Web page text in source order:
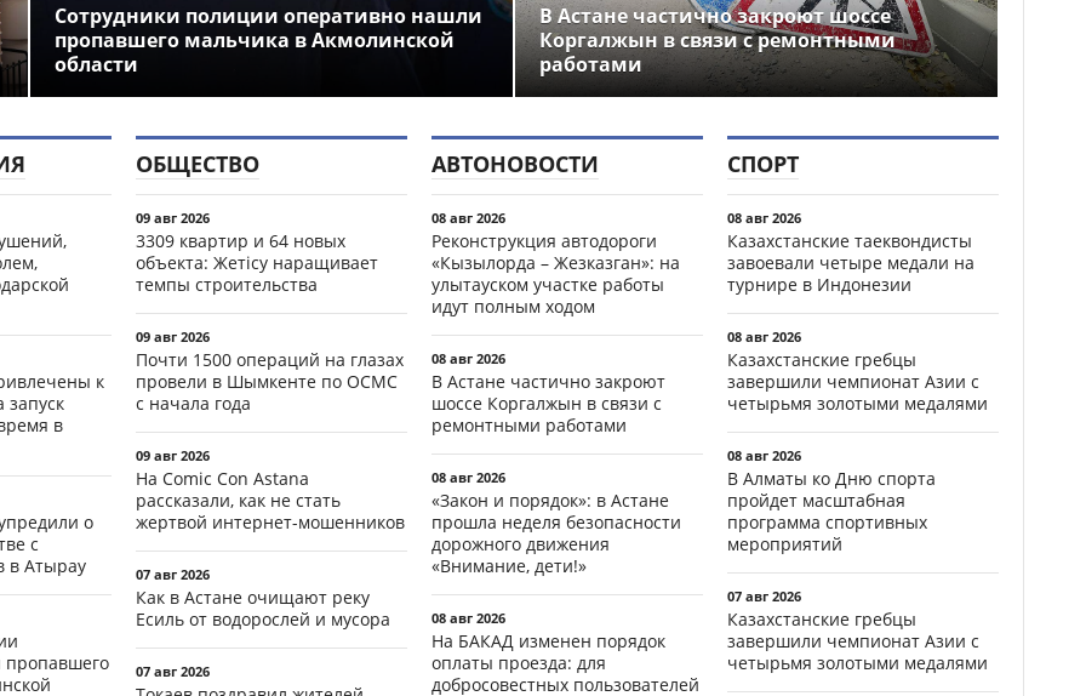
Сотрудники полиции оперативно нашли
пропавшего мальчика в Акмолинской
области
В Астане частично закроют шоссе
Коргалжын в связи с ремонтными
работами
к
запуск
в
о
с
в Атырау
ОБЩЕСТВО
09 авг 2026
3309 квартир и 64 новых
объекта: Жетісу наращивает
темпы строительства
09 авг 2026
Почти 1500 операций на глазах
провели в Шымкенте по ОСМС
с начала года
09 авг 2026
На Comic Con Astana
рассказали, как не стать
жертвой интернет-мошенников
07 авг 2026
Как в Астане очищают реку
Есиль от водорослей и мусора
07 авг 2026
АВТОНОВОСТИ
08 авг 2026
Реконструкция автодороги
«Кызылорда – Жезказган»: на
улытауском участке работы
идут полным ходом
08 авг 2026
В Астане частично закроют
шоссе Коргалжын в связи с
ремонтными работами
08 авг 2026
«Закон и порядок»: в Астане
прошла неделя безопасности
дорожного движения
«Внимание, дети!»
08 авг 2026
На БАКАД изменен порядок
оплаты проезда: для
добросовестных пользователей
СПОРТ
08 авг 2026
Казахстанские таеквондисты
завоевали четыре медали на
турнире в Индонезии
08 авг 2026
Казахстанские гребцы
завершили чемпионат Азии с
четырьмя золотыми медалями
08 авг 2026
В Алматы ко Дню спорта
пройдет масштабная
программа спортивных
мероприятий
07 авг 2026
Казахстанские гребцы
завершили чемпионат Азии с
четырьмя золотыми медалями